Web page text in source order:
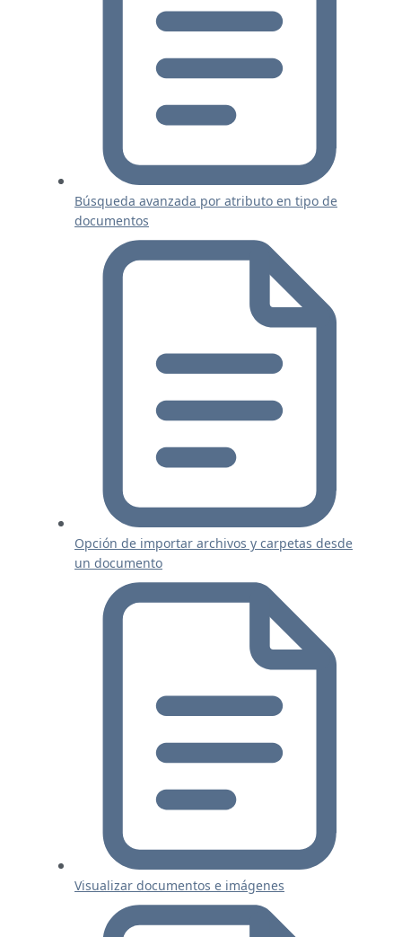
Búsqueda avanzada por atributo en tipo de
documentos
Opción de importar archivos y carpetas desde
un documento
Visualizar documentos e imágenes